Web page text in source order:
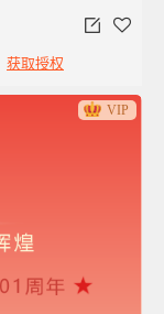
获取授权
VIP